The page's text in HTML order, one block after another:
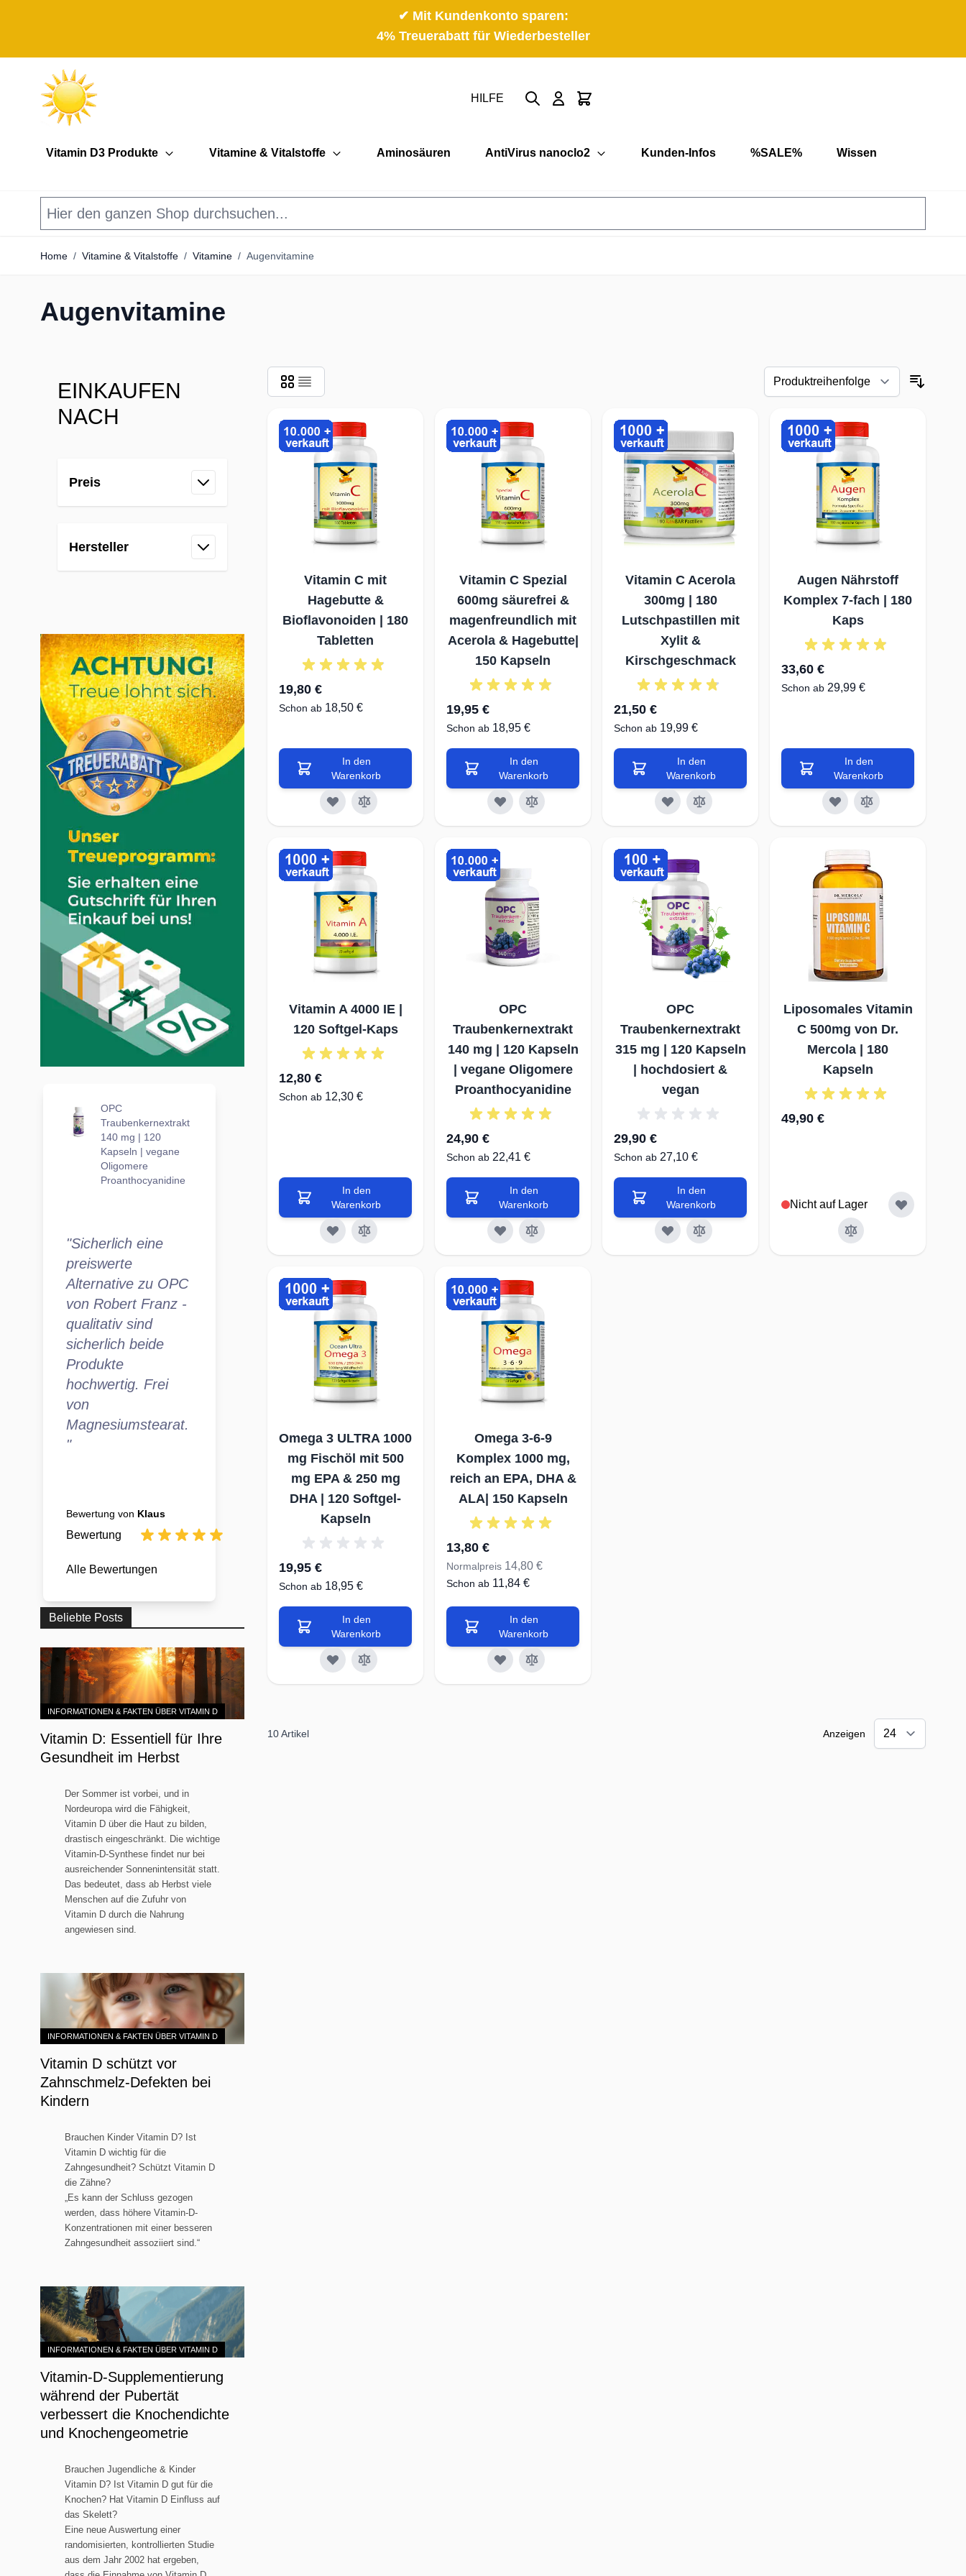
✔ Mit Kundenkonto sparen:
4% Treuerabatt für Wiederbesteller
Vitamin D3 Produkte Vitamine & Vitalstoffe Aminosäuren AntiVirus nanoclo2 Kunden-Infos %SALE% Wissen
HILFE Suche Cart
Home / Vitamine & Vitalstoffe / Vitamine / Augenvitamine
Augenvitamine
EINKAUFEN
NACH
Preis
Hersteller
Vitamin C mit
Hagebutte &
Bioflavonoiden | 180
Tabletten
19,80 €
Schon ab 18,50 €
In den
Warenkorb
Vitamin C Spezial
600mg säurefrei &
magenfreundlich mit
Acerola & Hagebutte|
150 Kapseln
19,95 €
Schon ab 18,95 €
In den
Warenkorb
Vitamin C Acerola
300mg | 180
Lutschpastillen mit
Xylit &
Kirschgeschmack
21,50 €
Schon ab 19,99 €
In den
Warenkorb
Augen Nährstoff
Komplex 7-fach | 180
Kaps
33,60 €
Schon ab 29,99 €
In den
Warenkorb
Vitamin A 4000 IE |
120 Softgel-Kaps
12,80 €
Schon ab 12,30 €
In den
Warenkorb
OPC
Traubenkernextrakt
140 mg | 120 Kapseln
| vegane Oligomere
Proanthocyanidine
24,90 €
Schon ab 22,41 €
In den
Warenkorb
OPC
Traubenkernextrakt
315 mg | 120 Kapseln
| hochdosiert &
vegan
29,90 €
Schon ab 27,10 €
In den
Warenkorb
Liposomales Vitamin
C 500mg von Dr.
Mercola | 180
Kapseln
49,90 €
Nicht auf Lager
Omega 3 ULTRA 1000
mg Fischöl mit 500
mg EPA & 250 mg
DHA | 120 Softgel-
Kapseln
19,95 €
Schon ab 18,95 €
In den
Warenkorb
Omega 3-6-9
Komplex 1000 mg,
reich an EPA, DHA &
ALA| 150 Kapseln
Sonderangebot
13,80 €
Normalpreis 14,80 €
Schon ab 11,84 €
In den
Warenkorb
10Artikel Anzeigen
OPC
Traubenkernextrakt
140 mg | 120
Kapseln | vegane
Oligomere
Proanthocyanidine
"Sicherlich eine
preiswerte
Alternative zu OPC
von Robert Franz -
qualitativ sind
sicherlich beide
Produkte
hochwertig. Frei
von
Magnesiumstearat.
"
Bewertung von Klaus
Bewertung
Alle Bewertungen
Beliebte Posts
INFORMATIONEN & FAKTEN ÜBER VITAMIN D
Vitamin D: Essentiell für Ihre
Gesundheit im Herbst
Der Sommer ist vorbei, und in
Nordeuropa wird die Fähigkeit,
Vitamin D über die Haut zu bilden,
drastisch eingeschränkt. Die wichtige
Vitamin-D-Synthese findet nur bei
ausreichender Sonnenintensität statt.
Das bedeutet, dass ab Herbst viele
Menschen auf die Zufuhr von
Vitamin D durch die Nahrung
angewiesen sind.
INFORMATIONEN & FAKTEN ÜBER VITAMIN D
Vitamin D schützt vor
Zahnschmelz-Defekten bei
Kindern
Brauchen Kinder Vitamin D? Ist
Vitamin D wichtig für die
Zahngesundheit? Schützt Vitamin D
die Zähne?
„Es kann der Schluss gezogen
werden, dass höhere Vitamin-D-
Konzentrationen mit einer besseren
Zahngesundheit assoziiert sind.“
INFORMATIONEN & FAKTEN ÜBER VITAMIN D
Vitamin-D-Supplementierung
während der Pubertät
verbessert die Knochendichte
und Knochengeometrie
Brauchen Jugendliche & Kinder
Vitamin D? Ist Vitamin D gut für die
Knochen? Hat Vitamin D Einfluss auf
das Skelett?
Eine neue Auswertung einer
randomisierten, kontrollierten Studie
aus dem Jahr 2002 hat ergeben,